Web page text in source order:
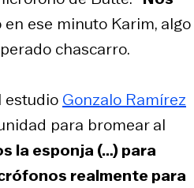
en ese minuto Karim, algo
chascarro.
estudio Gonzalo Ramírez
para bromear al
la esponja (…) para
realmente para